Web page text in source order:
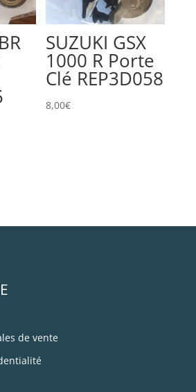
SUZUKI GSX
1000 R Porte
Clé REP3D058
8,00€
de vente